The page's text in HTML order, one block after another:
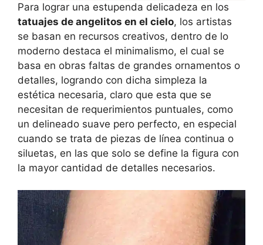
Para lograr una estupenda delicadeza en los
tatuajes de angelitos en el cielo, los artistas
se basan en recursos creativos, dentro de lo
moderno destaca el minimalismo, el cual se
basa en obras faltas de grandes ornamentos o
detalles, logrando con dicha simpleza la
estética necesaria, claro que esta que se
necesitan de requerimientos puntuales, como
un delineado suave pero perfecto, en especial
cuando se trata de piezas de línea continua o
siluetas, en las que solo se define la figura con
la mayor cantidad de detalles necesarios.